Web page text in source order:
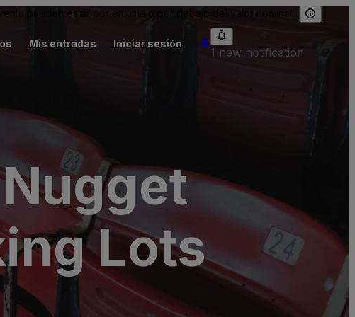
pueden estar por encima o por debajo del valor nominal.
Mis entradas Iniciar sesión
1 new notification
Lots